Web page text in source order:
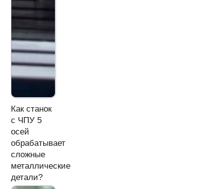
Как станок
с ЧПУ 5
осей
обрабатывает
сложные
металлические
детали?